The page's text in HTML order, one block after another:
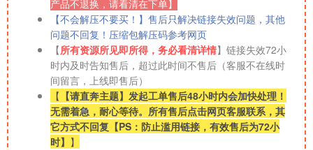
产品不退换，请看清在下单】
【不会解压不要买！】售后只解决链接失效问题，其他
问题不回复！压缩包解压码参考网页
【所有资源所见即所得，务必看清详情】链接失效72小
时内及时告知售后，超过此时间不售后（客服不在线时
间留言，上线即售后）
【 【请直奔主题】发起工单售后48小时内会加快处理！
无需着急，耐心等待。所有售后点击网页客服联系，其
它方式不回复【PS：防止滥用链接，有效售后为72小
时】 】